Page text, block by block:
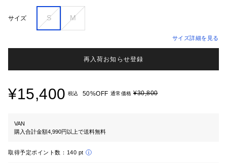
サイズ S M
サイズ詳細を見る
再入荷お知らせ登録
¥15,400 税込 50%OFF 通常価格 ¥30,800
VAN
購入合計金額4,990円以上で送料無料
取得予定ポイント数： 140 pt